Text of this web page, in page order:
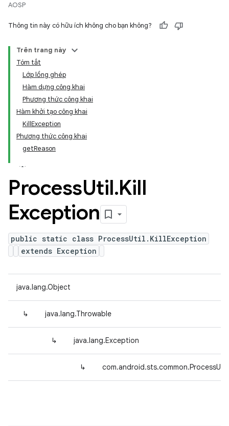
AOSP
Thông tin này có hữu ích không cho bạn không?
Trên trang này
Tóm tắt
Lớp lồng ghép
Hàm dựng công khai
Phương thức công khai
Hàm khởi tạo công khai
KillException
Phương thức công khai
getReason
ProcessUtil.Kill
Exception
public static class ProcessUtil.KillException
extends Exception
java.lang.Object
↳ java.lang.Throwable
↳ java.lang.Exception
↳